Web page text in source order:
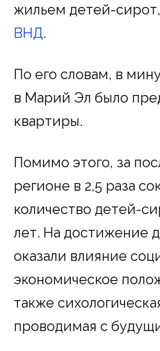
жильем детей-
ВНД.
По его словам, в
в Марий Эл было
квартиры.
Помимо этого, за
регионе в 2,5 раза
количество детей-
лет. На достижение
оказали влияние
экономическое
также
проводимая с